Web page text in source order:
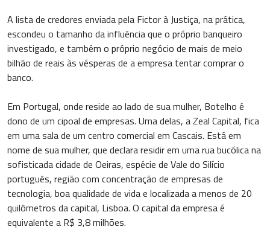
A lista de credores enviada pela Fictor à Justiça, na prática,
escondeu o tamanho da influência que o próprio banqueiro
investigado, e também o próprio negócio de mais de meio
bilhão de reais às vésperas de a empresa tentar comprar o
banco.
Em Portugal, onde reside ao lado de sua mulher, Botelho é
dono de um cipoal de empresas. Uma delas, a Zeal Capital, fica
em uma sala de um centro comercial em Cascais. Está em
nome de sua mulher, que declara residir em uma rua bucólica na
sofisticada cidade de Oeiras, espécie de Vale do Silício
português, região com concentração de empresas de
tecnologia, boa qualidade de vida e localizada a menos de 20
quilômetros da capital, Lisboa. O capital da empresa é
equivalente a R$ 3,8 milhões.